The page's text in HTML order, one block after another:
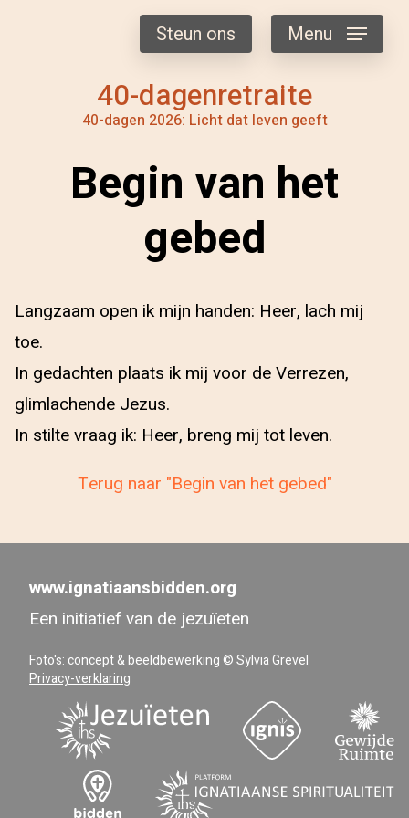
40-dagenretraite
40-dagen 2026: Licht dat leven geeft
Steun ons Menu
Begin van het
gebed
Langzaam open ik mijn handen: Heer, lach mij
toe.
In gedachten plaats ik mij voor de Verrezen,
glimlachende Jezus.
In stilte vraag ik: Heer, breng mij tot leven.
Terug naar "Begin van het gebed"
www.ignatiaansbidden.org
Een initiatief van de jezuïeten
Foto's: concept & beeldbewerking © Sylvia Grevel
Privacy-verklaring